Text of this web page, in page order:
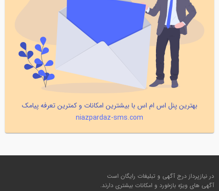
بهترین پنل اس ام اس با بیشترین امکانات و کمترین تعرفه پیامک
niazpardaz-sms.com
در نیازپرداز درج آگهی و تبلیغات رایگان است
آگهی های ویژه بازخورد و امکانات بیشتری دارند.